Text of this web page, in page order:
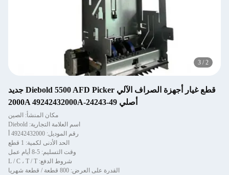
2
/
3
قطع غيار أجهزة الصراف الآلي Diebold 5500 AFD Picker جديد
أصلي 49-24243-2000A 49242432000A
مكان المنشأ: الصين
اسم العلامة التجارية: Diebold
رقم الموديل: 49242432000 أ
الحد الأدنى لكمية: 1 قطع
وقت التسليم: 5-8 أيام عمل
شروط الدفع: L / C ، T / T
القدرة على العرض: 800 قطعة / قطعة شهريا